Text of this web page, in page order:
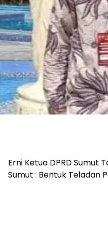
Erni Ketua DPRD Sumut
Sumut : Bentuk Teladan